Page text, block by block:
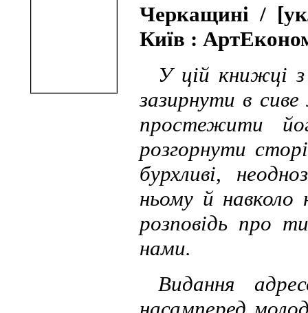
Черкащині /
Київ :
У цій книжці з
зазирнути в сиве
простежити
розгорнути
бурхливі,
ньому й
розповідь про
нами.
Видання